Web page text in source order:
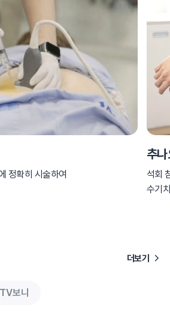
정확히 시술하여
추
석회
수기
더보기
보니